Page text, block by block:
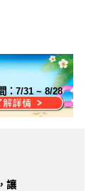
：7/31 ~ 8/28
讓